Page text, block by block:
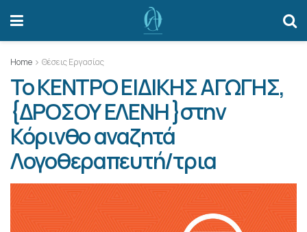
Home Θέσεις Εργασίας
Το ΚΕΝΤΡΟ ΕΙΔΙΚΗΣ ΑΓΩΓΗΣ,
{ΔΡΟΣΟΥ ΕΛΕΝΗ }στην
Κόρινθο αναζητά
Λογοθεραπευτή/τρια